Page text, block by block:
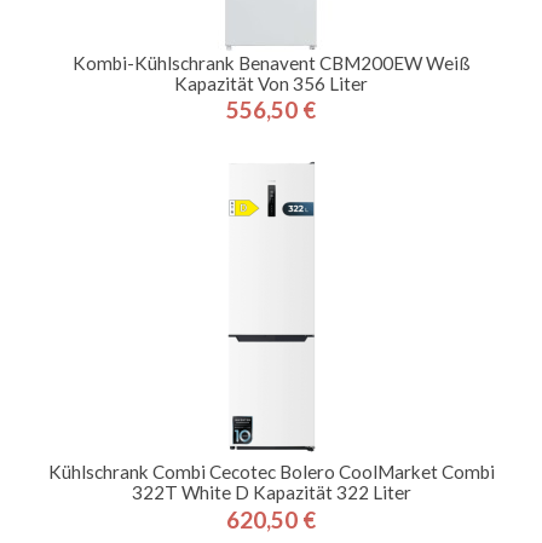
Kombi-Kühlschrank Benavent CBM200EW Weiß
Kapazität Von 356 Liter
Preis
556,50 €
Kühlschrank Combi Cecotec Bolero CoolMarket Combi
322T White D Kapazität 322 Liter
Preis
620,50 €